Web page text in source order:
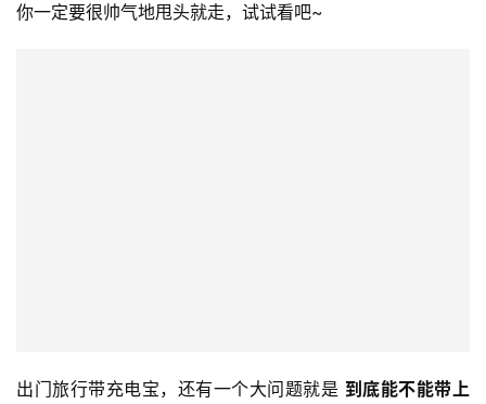
你一定要很帅气地甩头就走，试试看吧~